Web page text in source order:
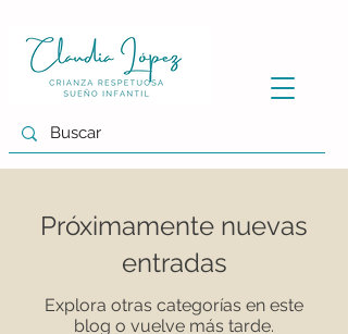
Próximamente nuevas
entradas
Explora otras categorías en este
blog o vuelve más tarde.